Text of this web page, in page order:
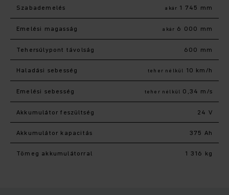
Szabademelés akár 1 745 mm
Emelési magasság akár 6 000 mm
Tehersúlypont távolság 600 mm
Haladási sebesség teher nélkül 10 km/h
Emelési sebesség teher nélkül 0,34 m/s
Akkumulátor feszültség 24 V
Akkumulátor kapacitás 375 Ah
Tömeg akkumulátorral 1 316 kg